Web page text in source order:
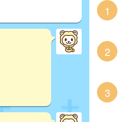
1
2
3